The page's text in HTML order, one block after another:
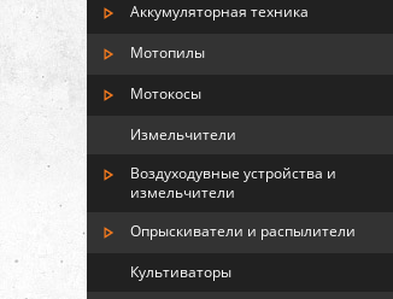
Аккумуляторная техника
Мотопилы
Мотокосы
Измельчители
Воздуходувные устройства и
измельчители
Опрыскиватели и распылители
Культиваторы